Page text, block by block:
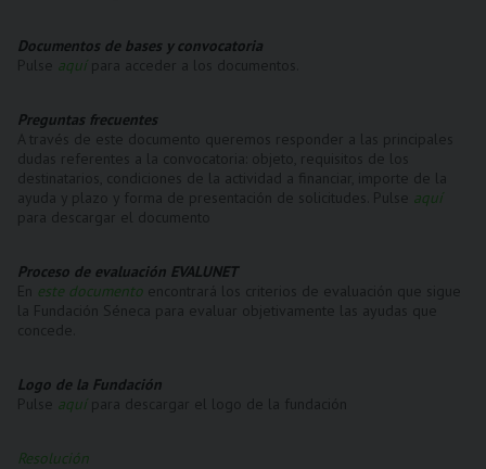
Documentos de bases y convocatoria
aquí
Preguntas frecuentes
aquí
Proceso de evaluación EVALUNET
este documento
Logo de la Fundación
aquí
Resolución